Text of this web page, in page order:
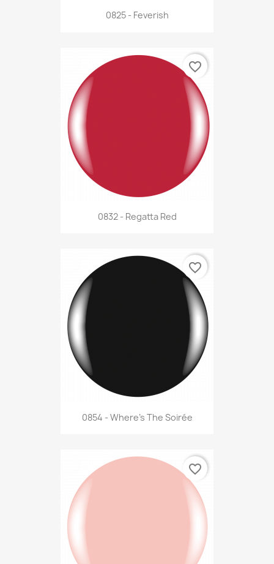
0825 - Feverish
0832 - Regatta Red
favorite_border
0854 - Where's The Soirée
favorite_border
favorite_border